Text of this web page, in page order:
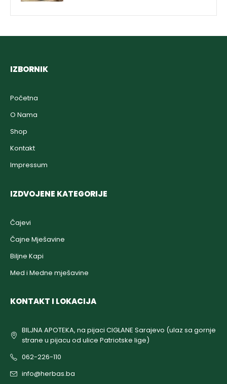
IZBORNIK
Početna
O Nama
Shop
Kontakt
Impressum
IZDVOJENE KATEGORIJE
Čajevi
Čajne Mješavine
Biljne Kapi
Med i Medne mješavine
KONTAKT I LOKACIJA
BILJNA APOTEKA, na pijaci CIGLANE Sarajevo (ulaz sa gornje
strane u pijacu od ulice Patriotske lige)
062-226-110
info@herbas.ba